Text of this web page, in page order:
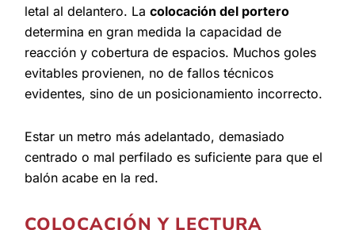
letal al delantero. Lacolocación del portero
determina en gran medida la capacidad de
reacción y cobertura de espacios. Muchos goles
evitables provienen, no de fallos técnicos
evidentes, sino de un posicionamiento incorrecto.
Estar un metro más adelantado, demasiado
centrado o mal perfilado es suficiente para que el
balón acabe en la red.
COLOCACIÓN Y LECTURA